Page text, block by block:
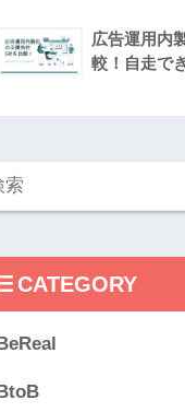
広告運用内
較！自走で
CATEGORY